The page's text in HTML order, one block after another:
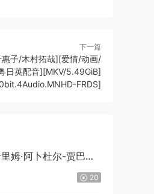
下一篇
子/木村拓哉][爱情/动画/
日英配音][MKV/5.49GiB]
FRDS]
·阿卜杜尔-贾巴尔/
][MKV/8.64GiB]
20